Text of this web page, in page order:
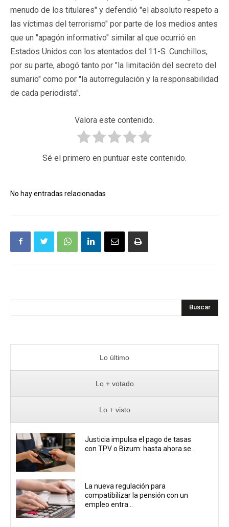
menudo de los titulares" y defendió "el absoluto respeto a
las víctimas del terrorismo" por parte de los medios antes
que un "apagón informativo" similar al que ocurrió en
Estados Unidos con los atentados del 11-S. Cunchillos,
por su parte, abogó tanto por "la limitación del secreto del
sumario" como por "la autorregulación y la responsabilidad
de cada periodista".
Valora este contenido.
Sé el primero en puntuar este contenido.
No hay entradas relacionadas
Buscar
Lo último
Lo + votado
Lo + visto
Justicia impulsa el pago de tasas
con TPV o Bizum: hasta ahora se...
La nueva regulación para
compatibilizar la pensión con un
empleo entra...